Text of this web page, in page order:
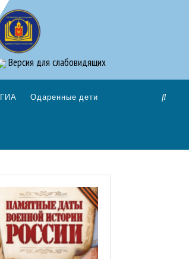
Версия для слабовидящих
ГИА Одаренные дети